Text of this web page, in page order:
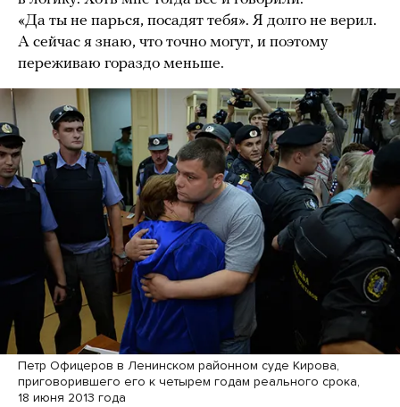
«Да ты не парься, посадят тебя». Я долго не верил.
А сейчас я знаю, что точно могут, и поэтому
переживаю гораздо меньше.
Петр Офицеров в Ленинском районном суде Кирова,
приговорившего его к четырем годам реального срока,
18 июня 2013 года